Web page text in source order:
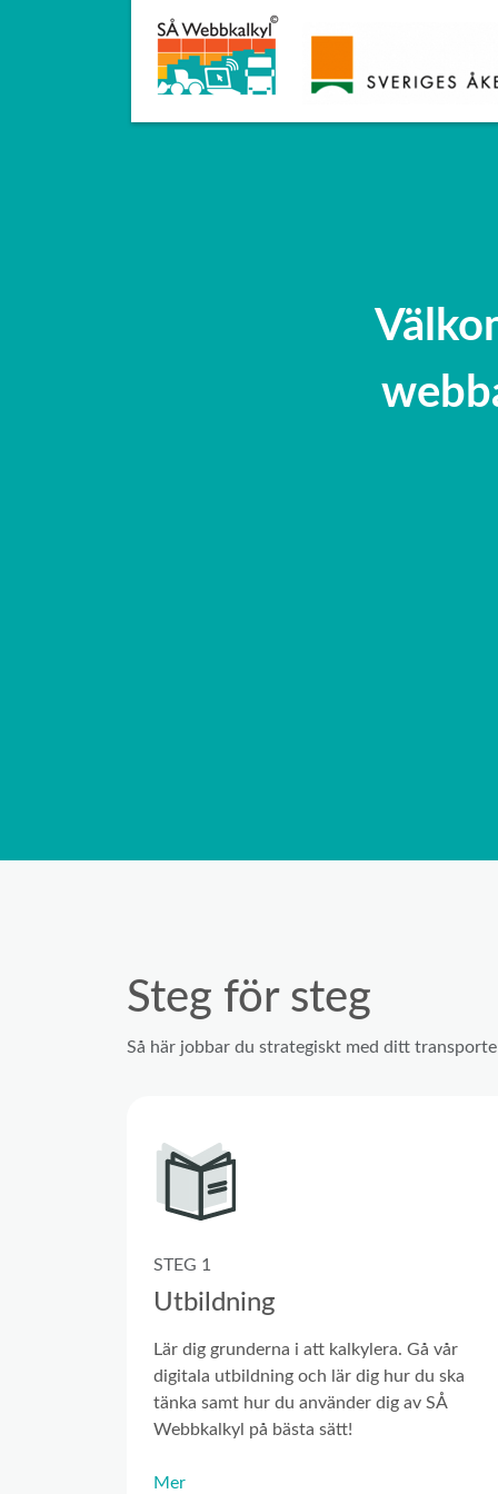
Steg för steg
Så här jobbar du strategiskt med ditt
STEG 1
Utbildning
Lär dig grunderna i att kalkylera. Gå vår
digitala utbildning och lär dig hur du ska
tänka samt hur du använder dig av SÅ
Webbkalkyl på bästa sätt!
Mer